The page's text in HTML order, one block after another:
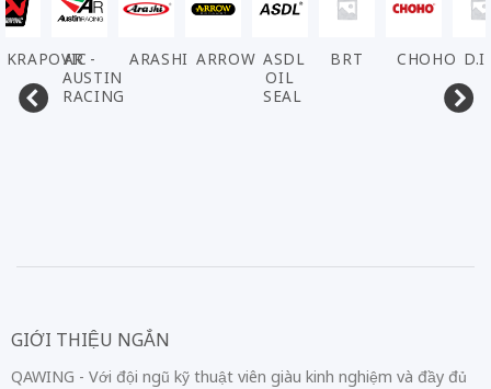
AR -
ARASHI ARROW
ASDL
BRT CHOHO D.I.D
GIỚI THIỆU NGẮN
QAWING - Với đội ngũ kỹ thuật viên giàu kinh nghiệm và đầy đủ